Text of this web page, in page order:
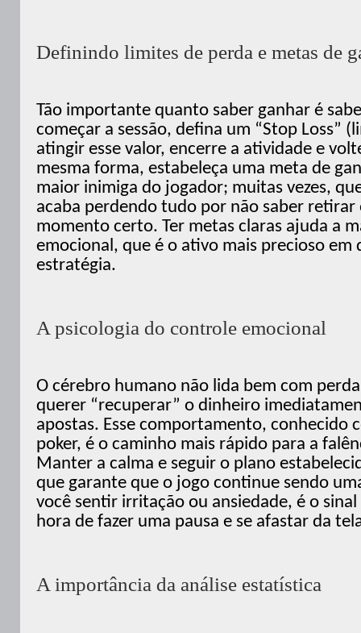
Definindo limites de perda e metas de
Tão importante quanto saber ganhar é
começar a sessão, defina um “Stop Loss”
atingir esse valor, encerre a atividade e
mesma forma, estabeleça uma meta de
maior inimiga do jogador; muitas vezes,
acaba perdendo tudo por não saber retirar
momento certo. Ter metas claras ajuda a
emocional, que é o ativo mais precioso em
estratégia.
A psicologia do controle emocional
O cérebro humano não lida bem com
querer “recuperar” o dinheiro
apostas. Esse comportamento, conhecido
poker, é o caminho mais rápido para a
Manter a calma e seguir o plano
que garante que o jogo continue sendo
você sentir irritação ou ansiedade, é o
hora de fazer uma pausa e se afastar da
A importância da análise estatística